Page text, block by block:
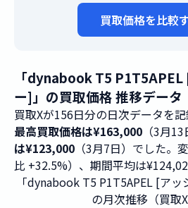
買取価格を比較
「dynabook T5
ー]」の買取価格 推移データ
買取Xが156日分の日次データを
最高買取価格は¥163,000 （3月
は¥123,000 （3月7日）でした。
比 +32.5%）、期間平均は
「dynabook T5 P1T5APEL [ア
の月次推移（買取X